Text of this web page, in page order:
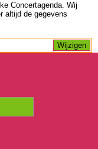
Concertagenda. Wij
altijd de gegevens